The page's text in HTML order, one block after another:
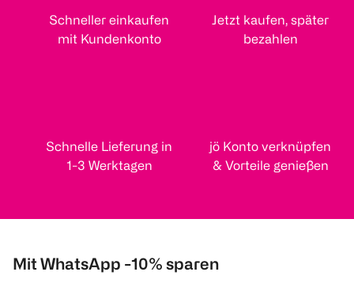
Schneller einkaufen
mit Kundenkonto
Jetzt kaufen, später
bezahlen
Schnelle Lieferung in
1-3 Werktagen
jö Konto verknüpfen
& Vorteile genießen
Mit WhatsApp -10% sparen